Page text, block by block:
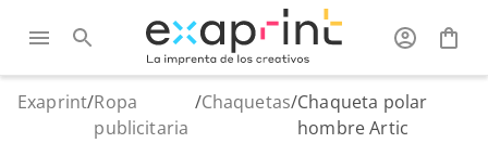
Exaprint/Ropa
publicitaria
/Chaquetas/Chaqueta polar
hombre Artic